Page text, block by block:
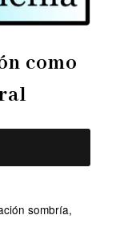
como
sombría,